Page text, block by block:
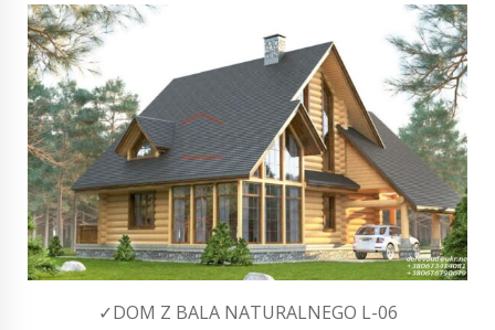
✓DOM Z BALA NATURALNEGO L-06